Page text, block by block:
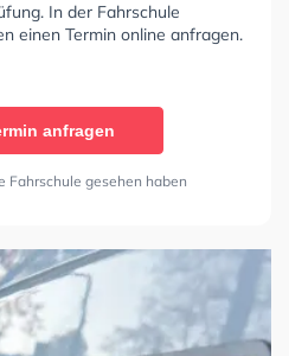
In der Fahrschule
einen Termin online anfragen.
anfragen
Fahrschule gesehen haben